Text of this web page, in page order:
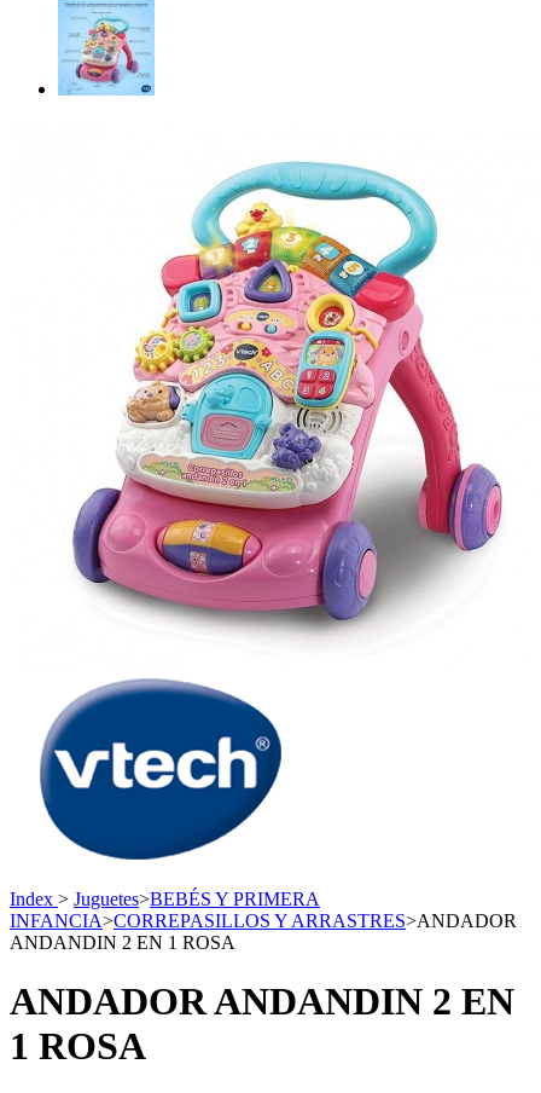
Index > Juguetes>BEBÉS Y PRIMERA
INFANCIA>CORREPASILLOS Y ARRASTRES>ANDADOR
ANDANDIN 2 EN 1 ROSA
ANDADOR ANDANDIN 2 EN
1 ROSA